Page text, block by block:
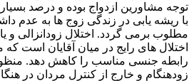
توجه مشاورین ازدواج بوده و درصد
با ریشه یابی در زندگی زوج ها به عدم
مطلوب برمی گردد. اختلال زودانزالی و
اختلال های رایج در میان آقایان است
رابطه جنسی مناسب را کاهش دهد. منظور
زودهنگام و خارج از کنترل مردان در